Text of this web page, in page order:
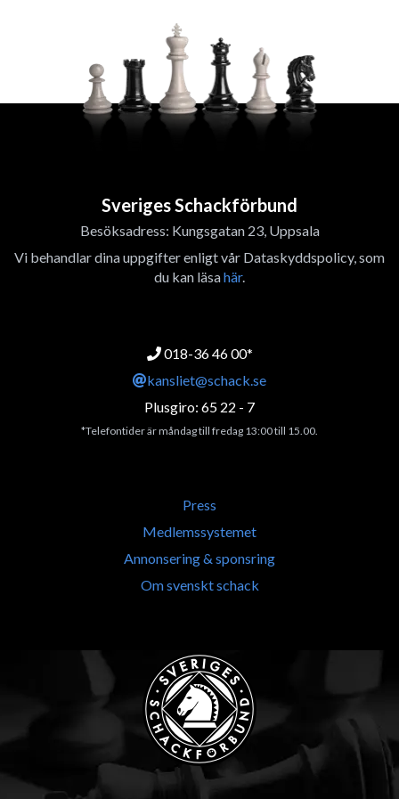
Sveriges Schackförbund
Besöksadress: Kungsgatan 23, Uppsala
Vi behandlar dina uppgifter enligt vår Dataskyddspolicy, som
du kan läsahär.
018-36 46 00*
kansliet@schack.se
Plusgiro: 65 22 - 7
*Telefontider är måndag till fredag 13:00 till 15.00.
Press
Medlemssystemet
Annonsering & sponsring
Om svenskt schack